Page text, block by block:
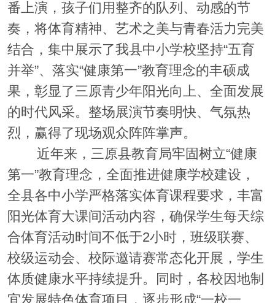
番上演，孩子们用整齐的队列、动感的节
奏，将体育精神、艺术之美与青春活力完美
结合，集中展示了我县中小学校坚持“五育
并举”、落实“健康第一”教育理念的丰硕成
果，彰显了三原青少年阳光向上、全面发展
的时代风采。整场展演节奏明快、气氛热
烈，赢得了现场观众阵阵掌声。
近年来，三原县教育局牢固树立“健康
第一”教育理念，全面推进健康学校建设，
全县各中小学严格落实体育课程要求，丰富
阳光体育大课间活动内容，确保学生每天综
合体育活动时间不低于2小时，班级联赛、
校级运动会、校际邀请赛常态化开展，学生
体质健康水平持续提升。同时，各校因地制